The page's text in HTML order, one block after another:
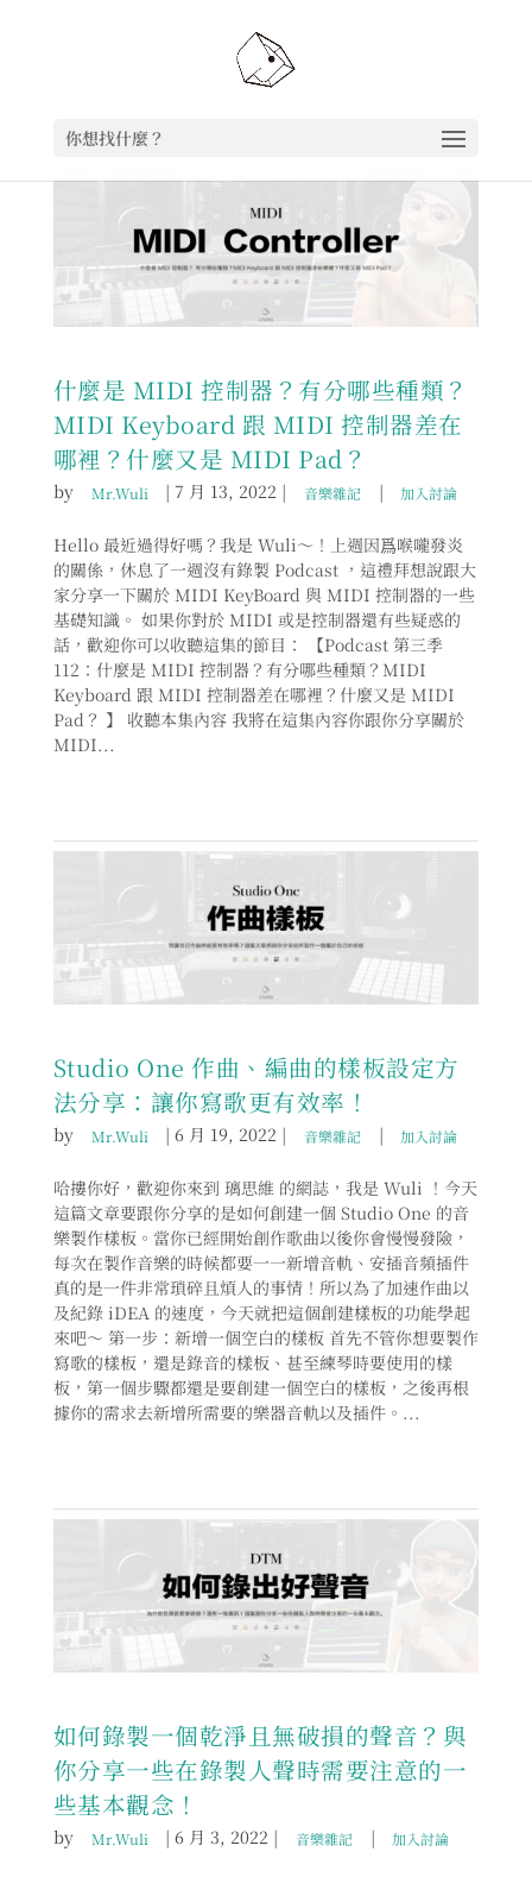
你想找什麼？
什麼是 MIDI 控制器？有分哪些種類？
MIDI Keyboard 跟 MIDI 控制器差在
哪裡？什麼又是 MIDI Pad？
by Mr.Wuli |7 月 13, 2022 | 音樂雜記 | 加入討論
Hello 最近過得好嗎？我是 Wuli～！上週因爲喉嚨發炎
的關係，休息了一週沒有錄製 Podcast ，這禮拜想說跟大
家分享一下關於 MIDI KeyBoard 與 MIDI 控制器的一些
基礎知識。 如果你對於 MIDI 或是控制器還有些疑惑的
話，歡迎你可以收聽這集的節目： 【Podcast 第三季
112：什麼是 MIDI 控制器？有分哪些種類？MIDI
Keyboard 跟 MIDI 控制器差在哪裡？什麼又是 MIDI
Pad？ 】 收聽本集內容 我將在這集內容你跟你分享關於
MIDI...
Studio One 作曲、編曲的樣板設定方
法分享：讓你寫歌更有效率！
by Mr.Wuli |6 月 19, 2022 | 音樂雜記 | 加入討論
哈摟你好，歡迎你來到 璃思維 的網誌，我是 Wuli ！今天
這篇文章要跟你分享的是如何創建一個 Studio One 的音
樂製作樣板。當你已經開始創作歌曲以後你會慢慢發險，
每次在製作音樂的時候都要一一新增音軌、安插音頻插件
真的是一件非常瑣碎且煩人的事情！所以為了加速作曲以
及紀錄 iDEA 的速度，今天就把這個創建樣板的功能學起
來吧～ 第一步：新增一個空白的樣板 首先不管你想要製作
寫歌的樣板，還是錄音的樣板、甚至練琴時要使用的樣
板，第一個步驟都還是要創建一個空白的樣板，之後再根
據你的需求去新增所需要的樂器音軌以及插件。...
如何錄製一個乾淨且無破損的聲音？與
你分享一些在錄製人聲時需要注意的一
些基本觀念！
by Mr.Wuli |6 月 3, 2022 | 音樂雜記 | 加入討論